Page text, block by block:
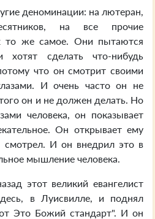
деноминации: на лютеран,
на все прочие
же самое. Они пытаются
хотят сделать что-нибудь
что он смотрит своими
И очень часто он не
он и не должен делать. Но
человека, он показывает
Он открывает ему
смотрел. И он внедрил это в
мышление человека.
этот великий евангелист
в Луисвилле, и поднял
Это Божий стандарт". И он